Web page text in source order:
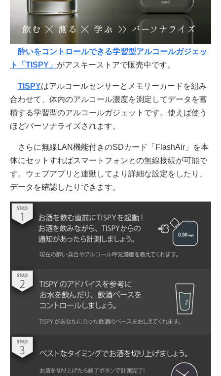
酔いをコントロールできる学習型アルコールガジェッ
ト「TISPY」 がアスキーストアで販売中です。
TISPYはアルコールセンサーとメモリーカードを組み
合わせて、体内のアルコール濃度を測定してデータを蓄
積する学習型のアルコールガジェットです。使えば使う
ほどパーソナライズされます。
さらに無線LAN機能付きのSDカード「FlashAir」を本
体にセットすればスマートフォンとの無線接続が可能で
す。ウェブアプリと連動してより詳細な設定をしたり、
データを確認したりできます。